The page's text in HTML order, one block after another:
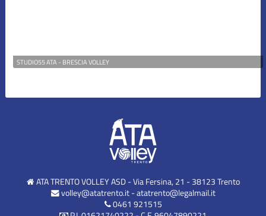
STUDIO55 ATA - BRESCIA VOLLEY
ATA TRENTO VOLLEY ASD - Via Fersina, 21 - 38123 Trento
volley@atatrento.it-atatrento@legalmail.it
0461 921515